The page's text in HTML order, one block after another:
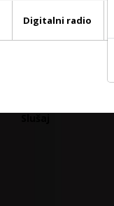
Digitalni radio